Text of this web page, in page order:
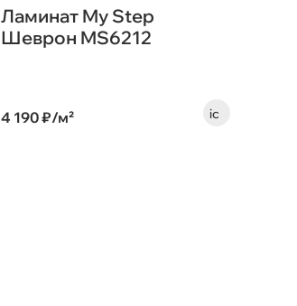
Ламинат My Step
Шеврон MS6212
4 190 ₽/м²